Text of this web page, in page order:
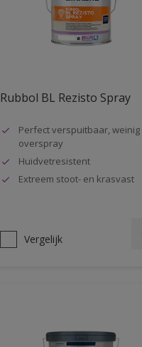
Rubbol BL Rezisto Spray
Perfect verspuitbaar, weinig
overspray
Huidvetresistent
Extreem stoot- en krasvast
Vergelijk